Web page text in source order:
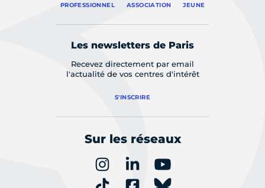
PROFESSIONNEL ASSOCIATION JEUNE
Les newsletters de Paris
Recevez directement par email
l'actualité de vos centres d'intérêt
S'INSCRIRE
Sur les réseaux